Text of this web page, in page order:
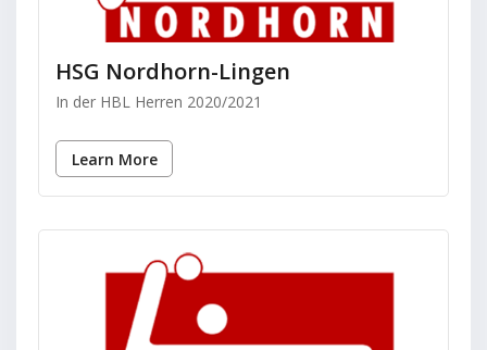
HSG Nordhorn-Lingen
In der HBL Herren 2020/2021
Learn More